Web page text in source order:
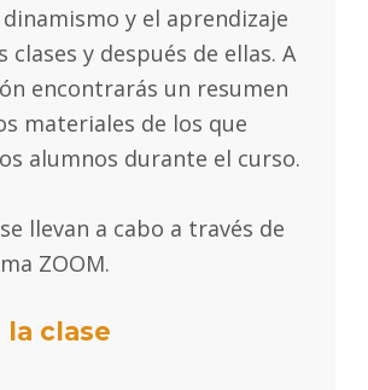
y el aprendizaje
clases y después de ellas. A
encontrarás un resumen
materiales de los que
alumnos durante el curso.
llevan a cabo a través de
ZOOM.
la clase